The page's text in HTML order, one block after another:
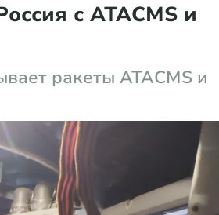
с ATACMS и
ракеты ATACMS и